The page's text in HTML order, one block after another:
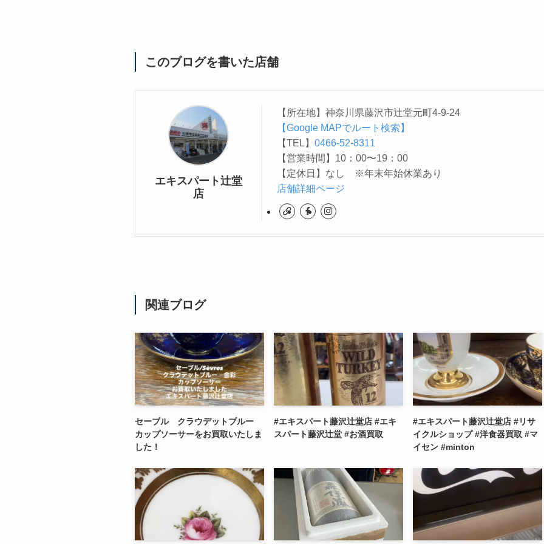
このブログを書いた店舗
エキスパート辻堂
店
【所在地】神奈川県藤沢市辻堂元町4-9-24
【Google MAPでルート検索】
【TEL】 0466-52-8311
【営業時間】10：00〜19：00
【定休日】なし ※年末年始休業あり
店舗詳細ページ
関連ブログ
セーブル クラウデットブルー
カップソーサーをお買取いたしま
した！
#エキスパート藤沢辻堂店 #エキ
スパート藤沢辻堂 #お酒買取
#エキスパート藤沢辻堂店 #リサ
イクルショップ #洋食器買取 #マ
イセン #minton